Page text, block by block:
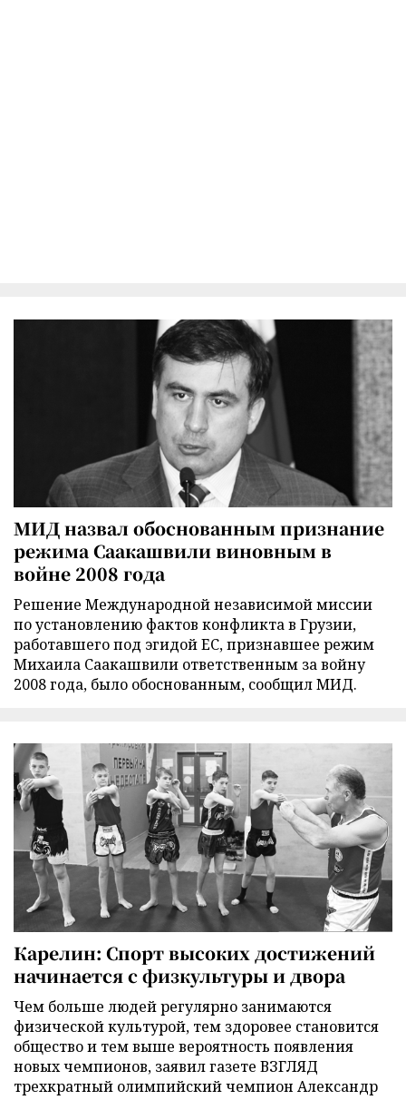
МИД назвал обоснованным признание
режима Саакашвили виновным в
войне 2008 года
Решение Международной независимой миссии
по установлению фактов конфликта в Грузии,
работавшего под эгидой ЕС, признавшее режим
Михаила Саакашвили ответственным за войну
2008 года, было обоснованным, сообщил МИД.
Карелин: Спорт высоких достижений
начинается с физкультуры и двора
Чем больше людей регулярно занимаются
физической культурой, тем здоровее становится
общество и тем выше вероятность появления
новых чемпионов, заявил газете ВЗГЛЯД
трехкратный олимпийский чемпион Александр